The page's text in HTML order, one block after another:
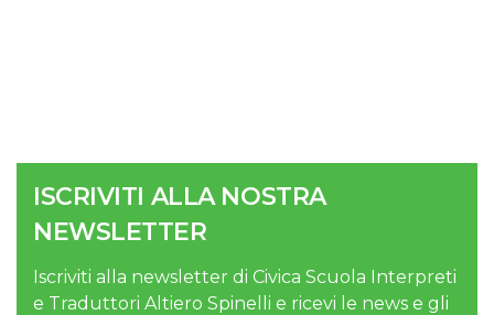
ISCRIVITI ALLA NOSTRA
NEWSLETTER
Iscriviti alla newsletter di Civica Scuola Interpreti
e Traduttori Altiero Spinelli e ricevi le news e gli